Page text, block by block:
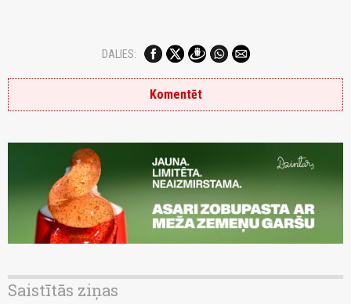
DALIES:
Komentēt
Saistītās ziņas